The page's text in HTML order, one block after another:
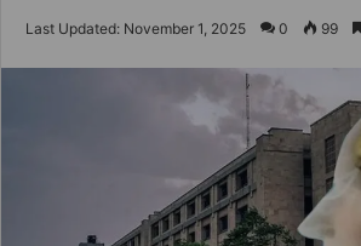
Last Updated: November 1, 2025 0 99